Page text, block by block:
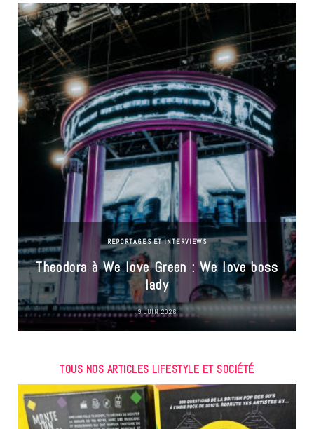
REPORTAGES ET INTERVIEWS
Theodora à We love Green : We love boss
lady
9 JUIN 2026
TOUS NOS ARTICLES LIFESTYLE ET SOCIÉTÉ